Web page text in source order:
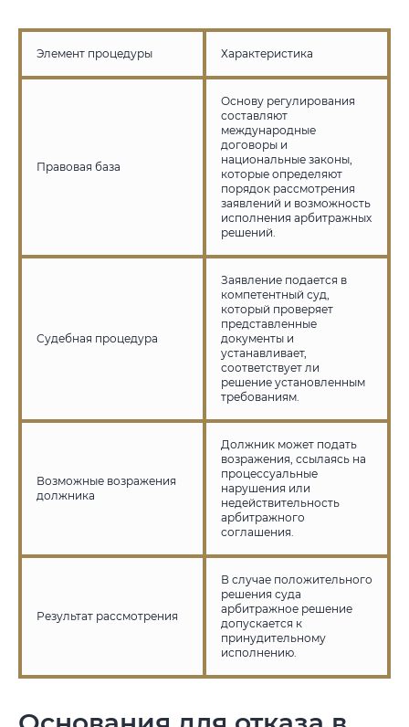
Элемент процедуры Характеристика
Правовая база
Основу регулирования
составляют
международные
договоры и
национальные законы,
которые определяют
порядок рассмотрения
заявлений и возможность
исполнения арбитражных
решений.
Судебная процедура
Заявление подается в
компетентный суд,
который проверяет
представленные
документы и
устанавливает,
соответствует ли
решение установленным
требованиям.
Возможные возражения
должника
Должник может подать
возражения, ссылаясь на
процессуальные
нарушения или
недействительность
арбитражного
соглашения.
Результат рассмотрения
В случае положительного
решения суда
арбитражное решение
допускается к
принудительному
исполнению.